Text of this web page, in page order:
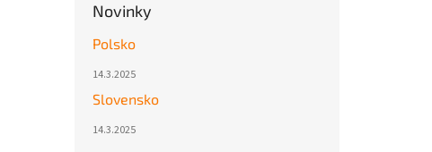
Novinky
Polsko
14.3.2025
Slovensko
14.3.2025